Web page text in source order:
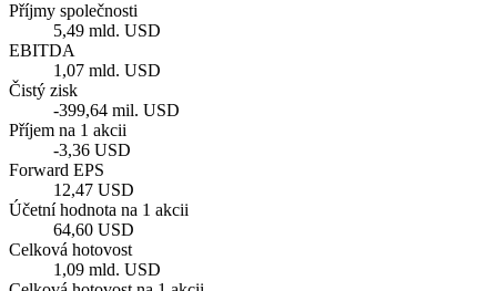
Příjmy společnosti
5,49 mld. USD
EBITDA
1,07 mld. USD
Čistý zisk
-399,64 mil. USD
Příjem na 1 akcii
-3,36 USD
Forward EPS
12,47 USD
Účetní hodnota na 1 akcii
64,60 USD
Celková hotovost
1,09 mld. USD